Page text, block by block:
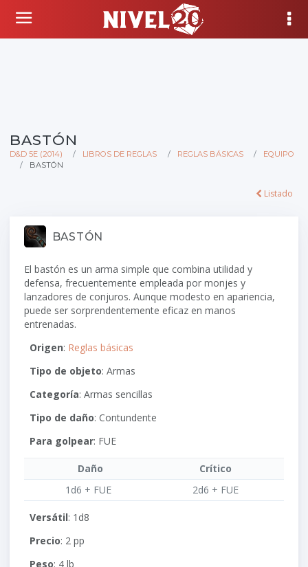
BASTÓN
D&D 5E (2014) LIBROS DE REGLAS REGLAS BÁSICAS
EQUIPO
BASTÓN
Listado
BASTÓN
El bastón es un arma simple que combina utilidad y
defensa, frecuentemente empleada por monjes y
lanzadores de conjuros. Aunque modesto en apariencia,
puede ser sorprendentemente eficaz en manos
entrenadas.
Origen: Reglas básicas
Tipo de objeto: Armas
Categoría: Armas sencillas
Tipo de daño: Contundente
Para golpear: FUE
Daño
Crítico
1d6 + FUE
2d6 + FUE
Versátil: 1d8
Precio: 2 pp
Peso: 4 lb